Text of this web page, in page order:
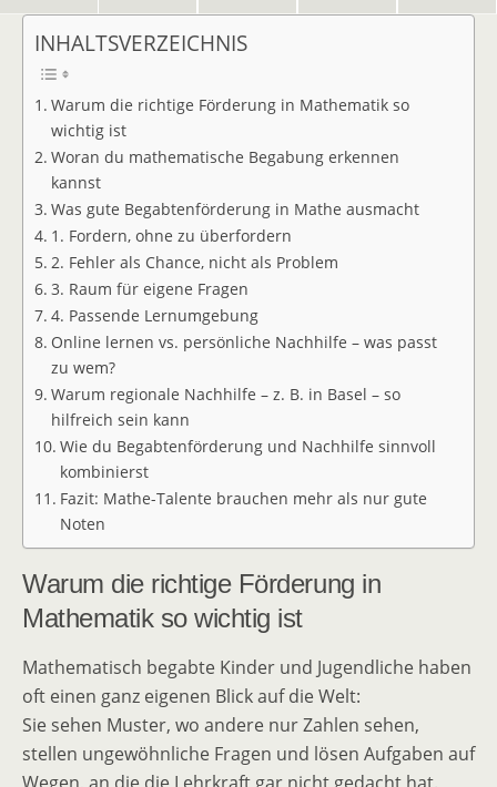
INHALTSVERZEICHNIS
Warum die richtige Förderung in Mathematik so
wichtig ist
Woran du mathematische Begabung erkennen
kannst
Was gute Begabtenförderung in Mathe ausmacht
1. Fordern, ohne zu überfordern
2. Fehler als Chance, nicht als Problem
3. Raum für eigene Fragen
4. Passende Lernumgebung
Online lernen vs. persönliche Nachhilfe – was passt
zu wem?
Warum regionale Nachhilfe – z. B. in Basel – so
hilfreich sein kann
Wie du Begabtenförderung und Nachhilfe sinnvoll
kombinierst
Fazit: Mathe-Talente brauchen mehr als nur gute
Noten
Warum die richtige Förderung in
Mathematik so wichtig ist
Mathematisch begabte Kinder und Jugendliche haben
oft einen ganz eigenen Blick auf die Welt:
Sie sehen Muster, wo andere nur Zahlen sehen,
stellen ungewöhnliche Fragen und lösen Aufgaben auf